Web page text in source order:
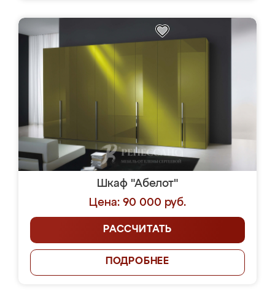
Шкаф "Абелот"
Цена: 90 000 руб.
РАССЧИТАТЬ
ПОДРОБНЕЕ